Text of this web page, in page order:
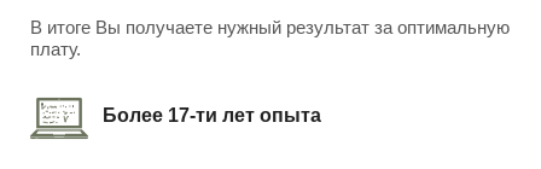
В итоге Вы получаете нужный результат за оптимальную
плату.
Более 17-ти лет опыта